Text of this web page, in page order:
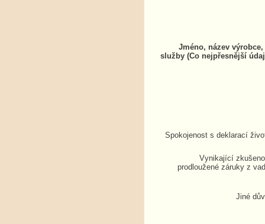
Jméno, název
služby (Co nejpřesnější
Spokojenost s deklarací
Vynikající
prodloužené záruky z
Jiné